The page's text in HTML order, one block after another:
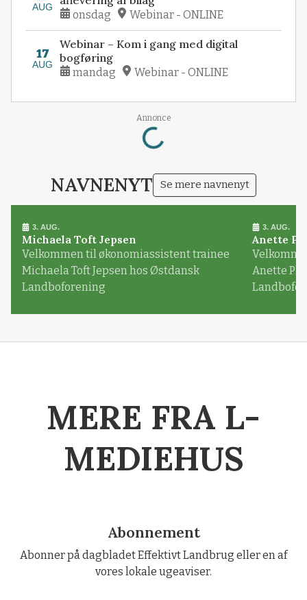
AUG
onsdag Webinar - ONLINE
17
AUG
Webinar – Kom i gang med digital
bogføring
mandag Webinar - ONLINE
Annonce
Loading...
NAVNENYT Se mere navnenyt
3. AUG.
Michaela Toft Jepsen
Velkommen til økonomiassistent trainee
Michaela Toft Jepsen hos Østdansk
Landboforening
3. AUG.
Anette
Anette
MERE FRA L-
MEDIEHUS
Abonnement
Abonner på dagbladet Effektivt Landbrug eller en af
vores lokale ugeaviser.